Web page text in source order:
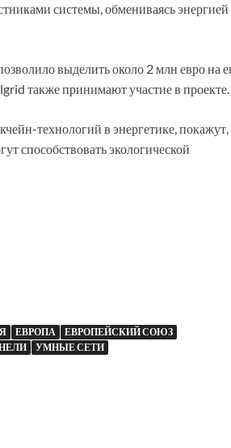
системы, обмениваясь энергией
выделить около 2 млн евро на
также принимают участие в проекте.
технологий в энергетике, покажут,
способствовать экологической
ЕВРОПА
ЕВРОПЕЙСКИЙ СОЮЗ
УМНЫЕ СЕТИ